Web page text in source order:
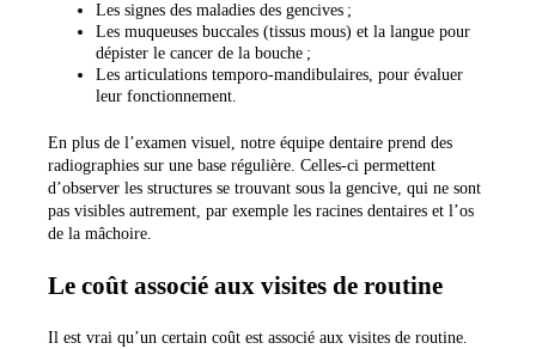
Les signes des maladies des gencives ;
Les muqueuses buccales (tissus mous) et la langue pour
dépister le cancer de la bouche ;
Les articulations temporo-mandibulaires, pour évaluer
leur fonctionnement.
En plus de l’examen visuel, notre équipe dentaire prend des
radiographies sur une base régulière. Celles-ci permettent
d’observer les structures se trouvant sous la gencive, qui ne sont
pas visibles autrement, par exemple les racines dentaires et l’os
de la mâchoire.
Le coût associé aux visites de routine
Il est vrai qu’un certain coût est associé aux visites de routine.